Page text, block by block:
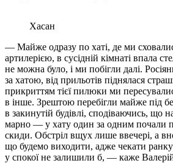
Хасан
— Майже одразу по хаті, де ми
артилерією, в сусідній кімнаті впала
не можна було, і ми побігли далі.
за хатою, від прильотів піднялася
прикриттям тієї пилюки ми
в інше. Зрештою перебігли майже під
в закинутій будівлі, сподіваючись, що
марно — у хату один за одним почали
скиди. Обстріл вщух лише ввечері, а
що будемо виходити, адже чекати
у спокої не залишили б, — каже